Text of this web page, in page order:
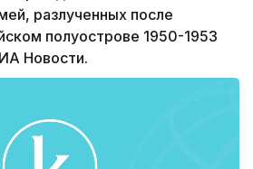
разлученных после
полуострове 1950-1953
Новости.